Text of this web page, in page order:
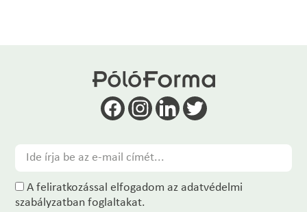
A feliratkozással elfogadom az adatvédelmi
szabályzatban foglaltakat.